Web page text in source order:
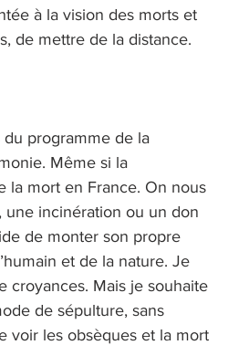
à la vision des morts et
de mettre de la distance.
programme de la
Même si la
la mort en France. On nous
une incinération ou un don
de monter son propre
et de la nature. Je
croyances. Mais je souhaite
de sépulture, sans
voir les obsèques et la mort